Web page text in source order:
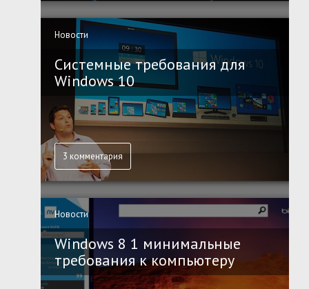
Новости
Системные требования для
Windows 10
3 комментария
Новости
Windows 8 1 минимальные
требования к компьютеру